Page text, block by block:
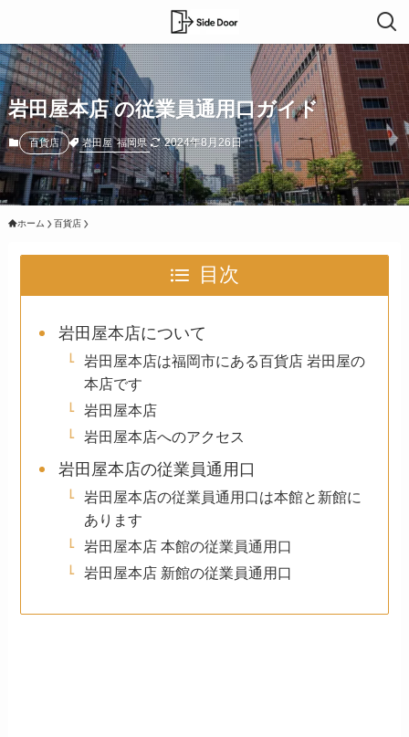
岩田屋本店 の従業員通用口ガイド
百貨店 岩田屋 福岡県 2024年8月26日
ホーム 百貨店
目次
岩田屋本店について
岩田屋本店は福岡市にある百貨店 岩田屋の
本店です
岩田屋本店
岩田屋本店へのアクセス
岩田屋本店の従業員通用口
岩田屋本店の従業員通用口は本館と新館に
あります
岩田屋本店 本館の従業員通用口
岩田屋本店 新館の従業員通用口